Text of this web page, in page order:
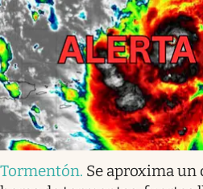
Tormentón. Se aproxima